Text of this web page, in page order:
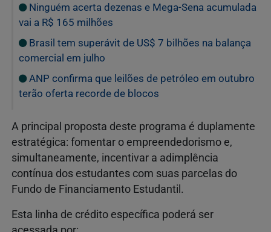
Ninguém acerta dezenas e Mega-Sena acumulada
vai a R$ 165 milhões
Brasil tem superávit de US$ 7 bilhões na balança
comercial em julho
ANP confirma que leilões de petróleo em outubro
terão oferta recorde de blocos
A principal proposta deste programa é duplamente
estratégica: fomentar o empreendedorismo e,
simultaneamente, incentivar a adimplência
contínua dos estudantes com suas parcelas do
Fundo de Financiamento Estudantil.
Esta linha de crédito específica poderá ser